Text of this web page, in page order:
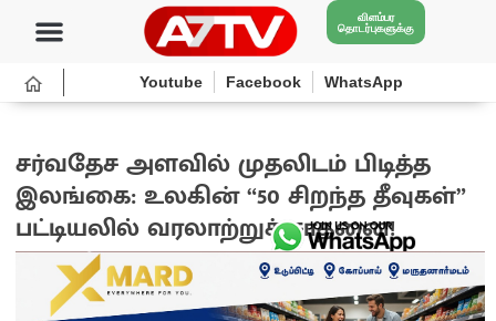
விளம்பர
தொடர்புகளுக்கு
Youtube Facebook WhatsApp
சர்வதேச அளவில் முதலிடம் பிடித்த
இலங்கை: உலகின் “50 சிறந்த தீவுகள்”
பட்டியலில் வரலாற்றுச் சாதனை!
1 month ago